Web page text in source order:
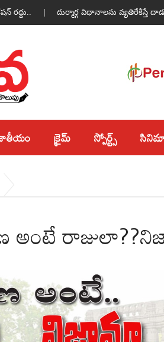
| దుర్మార్గ విధానాలను వ్యతిరేకిస్తే
క్రైమ్ స్పోర్ట్స్
అంటే